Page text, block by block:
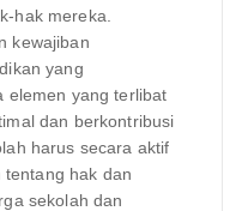
hak mereka.
kewajiban
yang
elemen yang terlibat
dan berkontribusi
harus secara aktif
tentang hak dan
sekolah dan